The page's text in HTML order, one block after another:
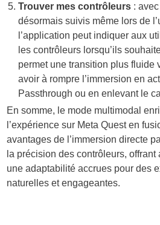
Trouver mes contrôleurs :
désormais suivis même lors de
l’application peut indiquer aux
les contrôleurs lorsqu’ils
permet une transition plus fluide
avoir à rompre l’immersion en
Passthrough ou en enlevant le
En somme, le mode multimodal
l’expérience sur Meta Quest en
avantages de l’immersion directe
la précision des contrôleurs,
une adaptabilité accrues pour des
naturelles et engageantes.